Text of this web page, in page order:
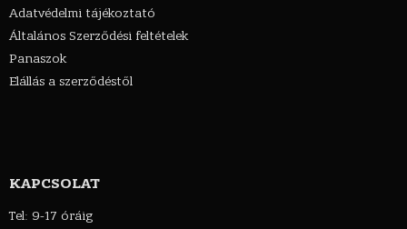
Adatvédelmi tájékoztató
Általános Szerződési feltételek
Panaszok
Elállás a szerződéstől
KAPCSOLAT
Tel: 9-17 óráig